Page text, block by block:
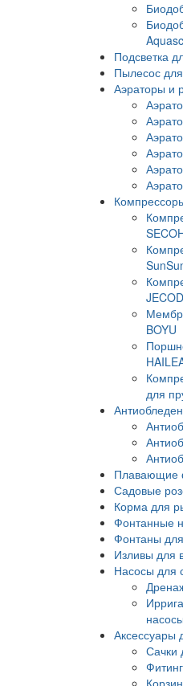
Подсветка
Пылесос
Аэраторы и
BOYU
для
Плавающие
Садовые
Корма для
Фонтанные
Фонтаны
Изливы для
Насосы для
насосы
Аксессуары
Сачки